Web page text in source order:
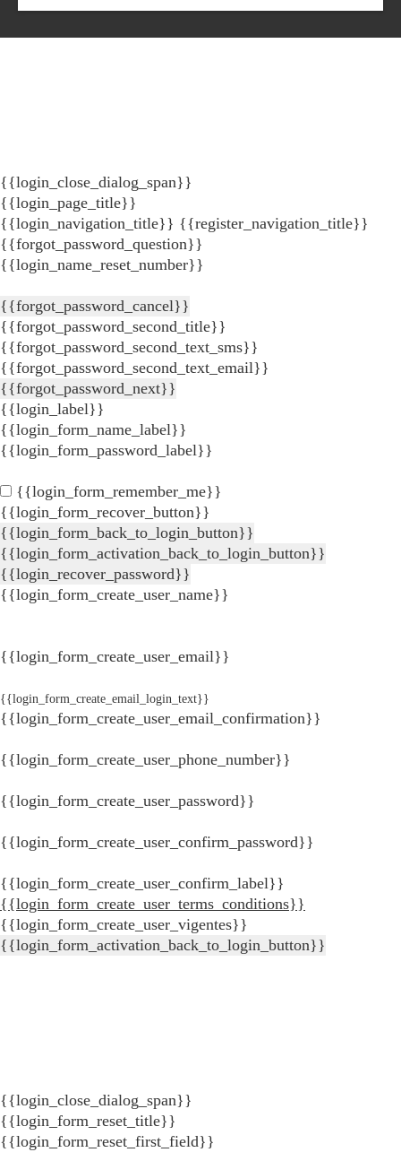
{{login_close_dialog_span}}
{{login_page_title}}
{{login_navigation_title}} {{register_navigation_title}}
{{forgot_password_question}}
{{login_name_reset_number}}
{{forgot_password_cancel}}
{{forgot_password_second_title}}
{{forgot_password_second_text_sms}}
{{forgot_password_second_text_email}}
{{forgot_password_next}}
{{login_label}}
{{login_form_name_label}}
{{login_form_password_label}}
{{login_form_remember_me}}
{{login_form_recover_button}}
{{login_form_back_to_login_button}}
{{login_form_activation_back_to_login_button}}
{{login_recover_password}}
{{login_form_create_user_name}}
{{login_form_create_user_email}}
{{login_form_create_email_login_text}}
{{login_form_create_user_email_confirmation}}
{{login_form_create_user_phone_number}}
{{login_form_create_user_password}}
{{login_form_create_user_confirm_password}}
{{login_form_create_user_confirm_label}}
{{login_form_create_user_terms_conditions}}
{{login_form_create_user_vigentes}}
{{login_form_activation_back_to_login_button}}
{{login_close_dialog_span}}
{{login_form_reset_title}}
{{login_form_reset_first_field}}